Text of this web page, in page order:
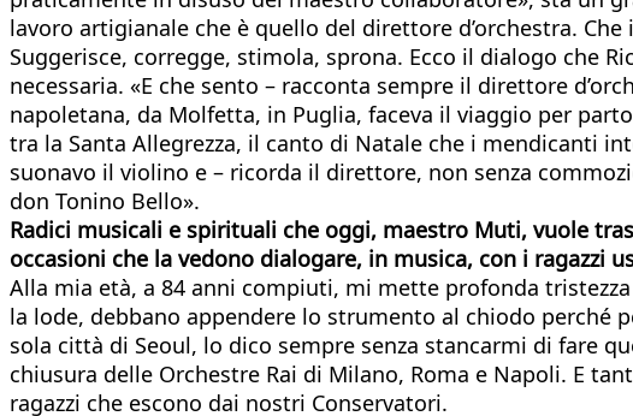
lavoro artigianale che è quello del direttore d’orchestra.
Suggerisce, corregge, stimola, sprona. Ecco il dialogo che
necessaria. «E che sento – racconta sempre il direttore
napoletana, da Molfetta, in Puglia, faceva il viaggio per
tra la Santa Allegrezza, il canto di Natale che i mendicanti
suonavo il violino e – ricorda il direttore, non senza
don Tonino Bello».
Radici musicali e spirituali che oggi, maestro Muti, vuole
occasioni che la vedono dialogare, in musica, con i ragazzi
Alla mia età, a 84 anni compiuti, mi mette profonda
la lode, debbano appendere lo strumento al chiodo perché
sola città di Seoul, lo dico sempre senza stancarmi di fare
chiusura delle Orchestre Rai di Milano, Roma e Napoli. E
ragazzi che escono dai nostri Conservatori.